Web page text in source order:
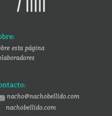
esta página
nacho@nachobellido.com
nachobellido.com